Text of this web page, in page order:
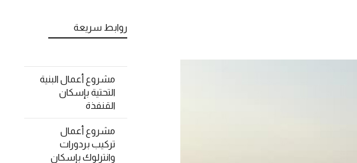
روابط سريعة
مشروع أعمال البنية
التحتية بإسكان
القنفذة
مشروع أعمال
تركيب بردورات
وانترلوك بإسكان